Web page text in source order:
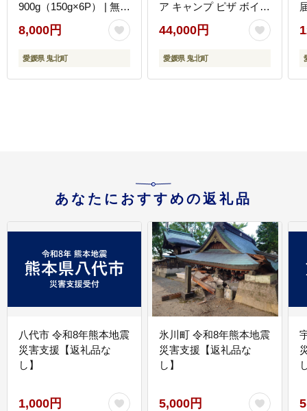
900g（150g×6P） | 無選
別 不揃い 国産 個包装
小分け 冷凍 鬼北町直営
農園 果実 フルーツ 果物
ト 鬼北町役場 日吉支
8,000円
愛媛県 鬼北町
ア キャンプ ピザ ボイラ
ー 自然 火 炎 燃料 焚火
暖炉 窯焼き 四国薪販売
焚火 キャンプファイヤ
離島への配送不可
44,000円
愛媛県 鬼北町
あなたにおすすめの返礼品
八代市 令和8年熊本地震
災害支援【返礼品な
し】
1,000円
氷川町 令和8年熊本地震
災害支援【返礼品な
し】
5,000円